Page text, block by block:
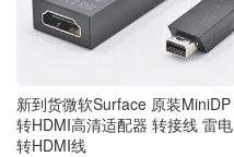
新到货微软Surface 原装MiniDP
转HDMI高清适配器 转接线 雷电
转HDMI线